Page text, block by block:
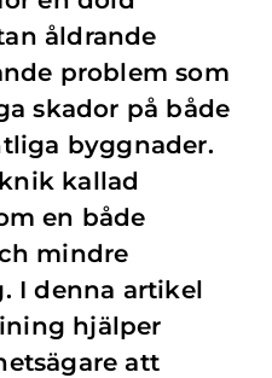
åldrande
problem som
skador på både
byggnader.
kallad
en både
mindre
I denna artikel
hjälper
att